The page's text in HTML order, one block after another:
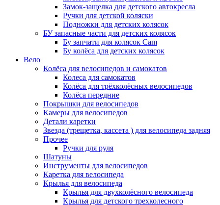
Замок-защелка для детского автокресла
Ручки для детской коляски
Подножки для детских колясок
БУ запасные части для детских колясок
Бу запчати для колясок Cam
Бу колёса для детских колясок
Вело
Колёса для велосипедов и самокатов
Колеса для самокатов
Колёса для трёхколёсных велосипедов
Колёса передние
Покрышки для велосипедов
Камеры для велосипедов
Детали каретки
Звезда (трещетка, кассета ) для велосипеда задняя
Прочее
Ручки для руля
Шатуны
Инструменты для велосипедов
Каретка для велосипеда
Крылья для велосипеда
Крылья для двухколёсного велосипеда
Крылья для детского трехколесного